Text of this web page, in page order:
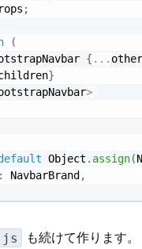
;
(
{ ...
}
>
Object . assign(
: NavbarBrand ,
も続けて作ります。